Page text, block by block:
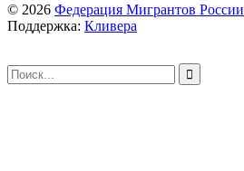
© 2026 Федерация Мигрантов России
Поддержка: Кливера